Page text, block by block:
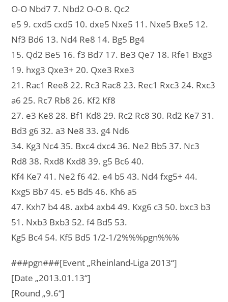
O-O Nbd7 7. Nbd2 O-O 8. Qc2
e5 9. cxd5 cxd5 10. dxe5 Nxe5 11. Nxe5 Bxe5 12.
Nf3 Bd6 13. Nd4 Re8 14. Bg5 Bg4
15. Qd2 Be5 16. f3 Bd7 17. Be3 Qe7 18. Rfe1 Bxg3
19. hxg3 Qxe3+ 20. Qxe3 Rxe3
21. Rac1 Ree8 22. Rc3 Rac8 23. Rec1 Rxc3 24. Rxc3
a6 25. Rc7 Rb8 26. Kf2 Kf8
27. e3 Ke8 28. Bf1 Kd8 29. Rc2 Rc8 30. Rd2 Ke7 31.
Bd3 g6 32. a3 Ne8 33. g4 Nd6
34. Kg3 Nc4 35. Bxc4 dxc4 36. Ne2 Bb5 37. Nc3
Rd8 38. Rxd8 Kxd8 39. g5 Bc6 40.
Kf4 Ke7 41. Ne2 f6 42. e4 b5 43. Nd4 fxg5+ 44.
Kxg5 Bb7 45. e5 Bd5 46. Kh6 a5
47. Kxh7 b4 48. axb4 axb4 49. Kxg6 c3 50. bxc3 b3
51. Nxb3 Bxb3 52. f4 Bd5 53.
Kg5 Bc4 54. Kf5 Bd5 1/2-1/2%%%pgn%%%
###pgn###[Event „Rheinland-Liga 2013“]
[Date „2013.01.13“]
[Round „9.6“]